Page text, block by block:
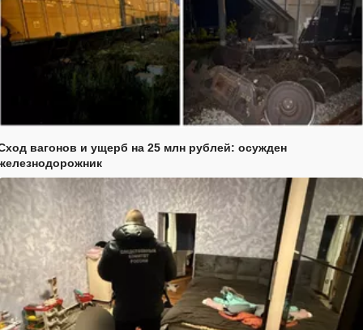
вагонов и ущерб на 25 млн рублей: осужден